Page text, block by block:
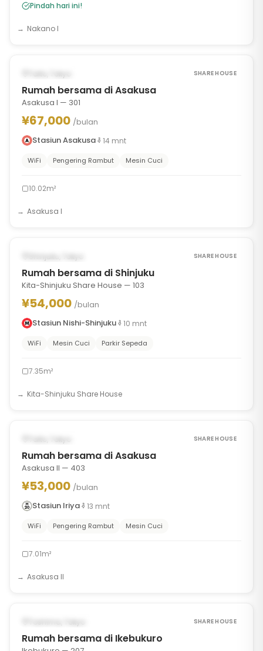
Pindah hari ini!
Nakano I
Taito, Tokyo SHARE HOUSE
Rumah bersama di Asakusa
Asakusa I — 301
¥67,000 /bulan
Stasiun Asakusa
14 mnt
WiFi Pengering Rambut Mesin Cuci
10.02m²
Asakusa I
Shinjuku, Tokyo SHARE HOUSE
Rumah bersama di Shinjuku
Kita-Shinjuku Share House — 103
¥54,000 /bulan
Stasiun Nishi-Shinjuku
10 mnt
WiFi Mesin Cuci Parkir Sepeda
7.35m²
Kita-Shinjuku Share House
Taito, Tokyo SHARE HOUSE
Rumah bersama di Asakusa
Asakusa II — 403
¥53,000 /bulan
Stasiun Iriya
13 mnt
WiFi Pengering Rambut Mesin Cuci
7.01m²
Asakusa II
Toshima, Tokyo SHARE HOUSE
Rumah bersama di Ikebukuro